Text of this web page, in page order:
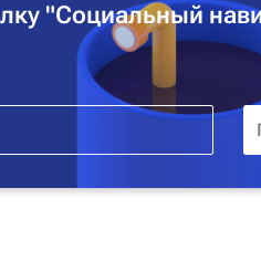
"Социальный